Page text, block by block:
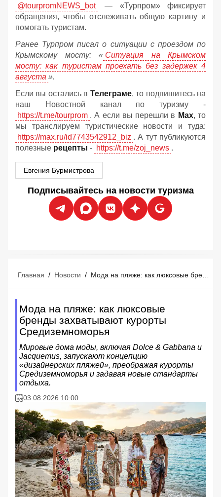
@tourpromNEWS_bot
— «Турпром» фиксирует
обращения, чтобы отслеживать общую картину и
помогать туристам.
Ранее Турпром писал о ситуации с проездом по
Крымскому мосту: « Ситуация на Крымском
мосту: как туристам проехать без задержек 4
августа ».
Если вы остались в Телеграме, то подпишитесь на
наш Новостной канал по туризму -
https://t.me/tourprom . А если вы перешли в Мах, то
мы транслируем туристические новости и туда:
https://max.ru/id7743542912_biz . А тут публикуются
полезные рецепты - https://t.me/zoj_news .
Евгения Бурмистрова
Подписывайтесь на новости туризма
Главная / Новости / Мода на пляже: как люксовые бренды захватывают курорты Средиземноморья
Мода на пляже: как люксовые
бренды захватывают курорты
Средиземноморья
Мировые дома моды, включая Dolce & Gabbana и
Jacquemus, запускают концепцию
«дизайнерских пляжей», преображая курорты
Средиземноморья и задавая новые стандарты
отдыха.
03.08.2026 10:00